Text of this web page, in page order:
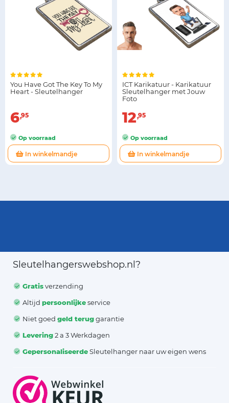
You Have Got The Key To My
Heart - Sleutelhanger
6 95
Op voorraad
In winkelmandje
ICT Karikatuur - Karikatuur
Sleutelhanger met Jouw
Foto
12 95
Op voorraad
In winkelmandje
Sleutelhangerswebshop.nl?
Gratisverzending
Altijdpersoonlijkeservice
Niet goedgeld teruggarantie
Levering2 a 3 Werkdagen
GepersonaliseerdeSleutelhanger naar uw eigen wens